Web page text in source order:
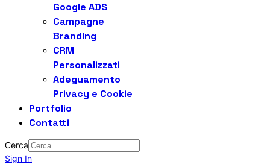
Google ADS
Campagne
Branding
CRM
Personalizzati
Adeguamento
Privacy e Cookie
Portfolio
Contatti
Cerca
Sign In